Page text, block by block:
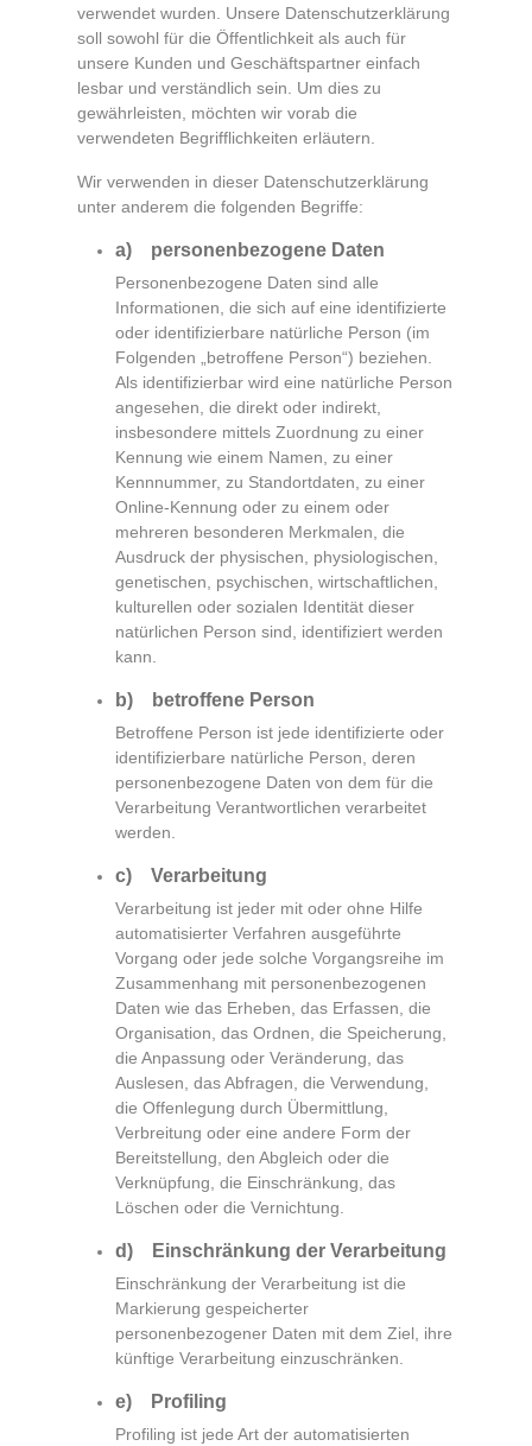
verwendet wurden. Unsere Datenschutzerklärung
soll sowohl für die Öffentlichkeit als auch für
unsere Kunden und Geschäftspartner einfach
lesbar und verständlich sein. Um dies zu
gewährleisten, möchten wir vorab die
verwendeten Begrifflichkeiten erläutern.
Wir verwenden in dieser Datenschutzerklärung
unter anderem die folgenden Begriffe:
a) personenbezogene Daten
Personenbezogene Daten sind alle
Informationen, die sich auf eine identifizierte
oder identifizierbare natürliche Person (im
Folgenden „betroffene Person“) beziehen.
Als identifizierbar wird eine natürliche Person
angesehen, die direkt oder indirekt,
insbesondere mittels Zuordnung zu einer
Kennung wie einem Namen, zu einer
Kennnummer, zu Standortdaten, zu einer
Online-Kennung oder zu einem oder
mehreren besonderen Merkmalen, die
Ausdruck der physischen, physiologischen,
genetischen, psychischen, wirtschaftlichen,
kulturellen oder sozialen Identität dieser
natürlichen Person sind, identifiziert werden
kann.
b) betroffene Person
Betroffene Person ist jede identifizierte oder
identifizierbare natürliche Person, deren
personenbezogene Daten von dem für die
Verarbeitung Verantwortlichen verarbeitet
werden.
c) Verarbeitung
Verarbeitung ist jeder mit oder ohne Hilfe
automatisierter Verfahren ausgeführte
Vorgang oder jede solche Vorgangsreihe im
Zusammenhang mit personenbezogenen
Daten wie das Erheben, das Erfassen, die
Organisation, das Ordnen, die Speicherung,
die Anpassung oder Veränderung, das
Auslesen, das Abfragen, die Verwendung,
die Offenlegung durch Übermittlung,
Verbreitung oder eine andere Form der
Bereitstellung, den Abgleich oder die
Verknüpfung, die Einschränkung, das
Löschen oder die Vernichtung.
d) Einschränkung der Verarbeitung
Einschränkung der Verarbeitung ist die
Markierung gespeicherter
personenbezogener Daten mit dem Ziel, ihre
künftige Verarbeitung einzuschränken.
e) Profiling
Profiling ist jede Art der automatisierten